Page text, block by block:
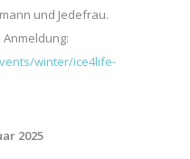
und Jedefrau.
winter/ice4life-
2025